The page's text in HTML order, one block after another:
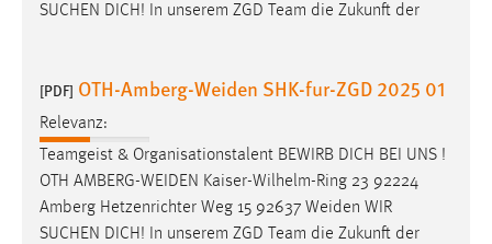
SUCHEN DICH! In unserem ZGD Team die Zukunft der
[PDF] OTH-Amberg-Weiden SHK-fur-ZGD 2025 01
Relevanz:
Teamgeist & Organisationstalent BEWIRB DICH BEI UNS !
OTH AMBERG-WEIDEN Kaiser-Wilhelm-Ring 23 92224
Amberg Hetzenrichter Weg 15 92637 Weiden WIR
SUCHEN DICH! In unserem ZGD Team die Zukunft der